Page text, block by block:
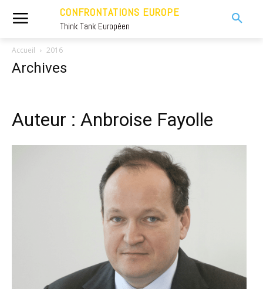
CONFRONTATIONS EUROPE
Think Tank Européen
Accueil 2016
Archives
Auteur : Anbroise Fayolle